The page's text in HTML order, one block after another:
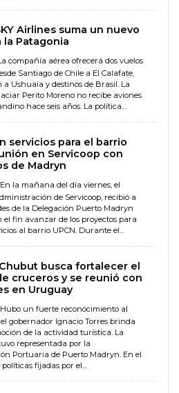
Airlines suma un nuevo
la Patagonia
compañía aérea ofrecerá dos vuelos
Santiago de Chile a El Calafate,
a Ushuaia y destinos de Brasil. La
Perito Moreno no recibe aviones
hace seis años. La política...
servicios para el barrio
en Servicoop con
de Madryn
la mañana del día viernes, el
de Servicoop, recibió a
de la Delegación Puerto Madryn
el fin avanzar de los proyectos para
al barrio UPCN. Durante el...
busca fortalecer el
cruceros y se reunió con
en Uruguay
un fuerte reconocimiento al
gobernador Ignacio Torres brinda
de la actividad turística. La
representada por la
Portuaria de Puerto Madryn. En el
fijadas por el...